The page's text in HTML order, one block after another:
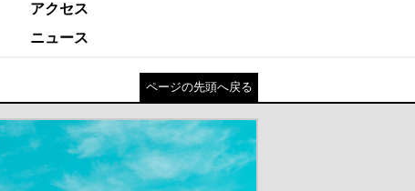
アクセス
ニュース
ページの先頭へ戻る